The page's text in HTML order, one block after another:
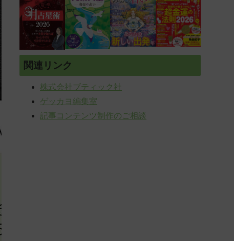
関連リンク
株式会社ブティック社
ゲッカヨ編集室
記事コンテンツ制作のご相談